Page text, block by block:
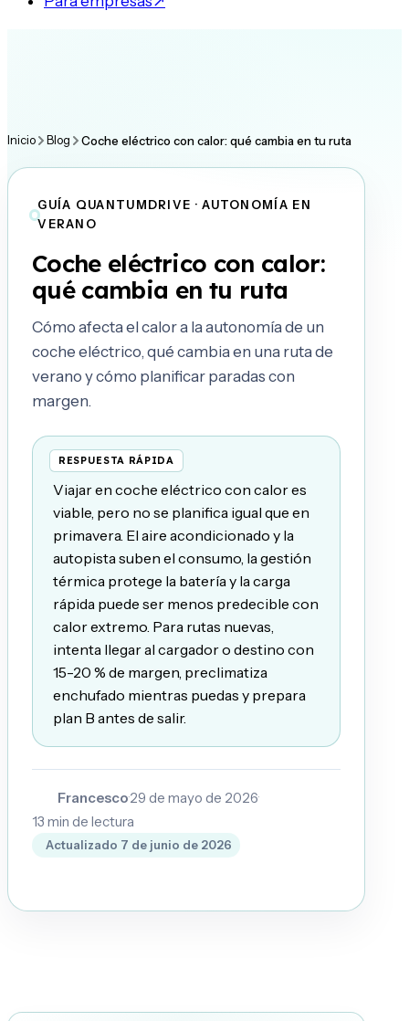
Inicio Blog Coche eléctrico con calor: qué cambia en tu ruta
GUÍA QUANTUMDRIVE · AUTONOMÍA EN
VERANO
Coche eléctrico con calor:
qué cambia en tu ruta
Cómo afecta el calor a la autonomía de un
coche eléctrico, qué cambia en una ruta de
verano y cómo planificar paradas con
margen.
Viajar en coche eléctrico con calor es
viable, pero no se planifica igual que en
primavera. El aire acondicionado y la
autopista suben el consumo, la gestión
térmica protege la batería y la carga
rápida puede ser menos predecible con
calor extremo. Para rutas nuevas,
intenta llegar al cargador o destino con
15-20 % de margen, preclimatiza
enchufado mientras puedas y prepara
plan B antes de salir.
Francesco·29 de mayo de 2026·
13 min de lectura
Actualizado 7 de junio de 2026